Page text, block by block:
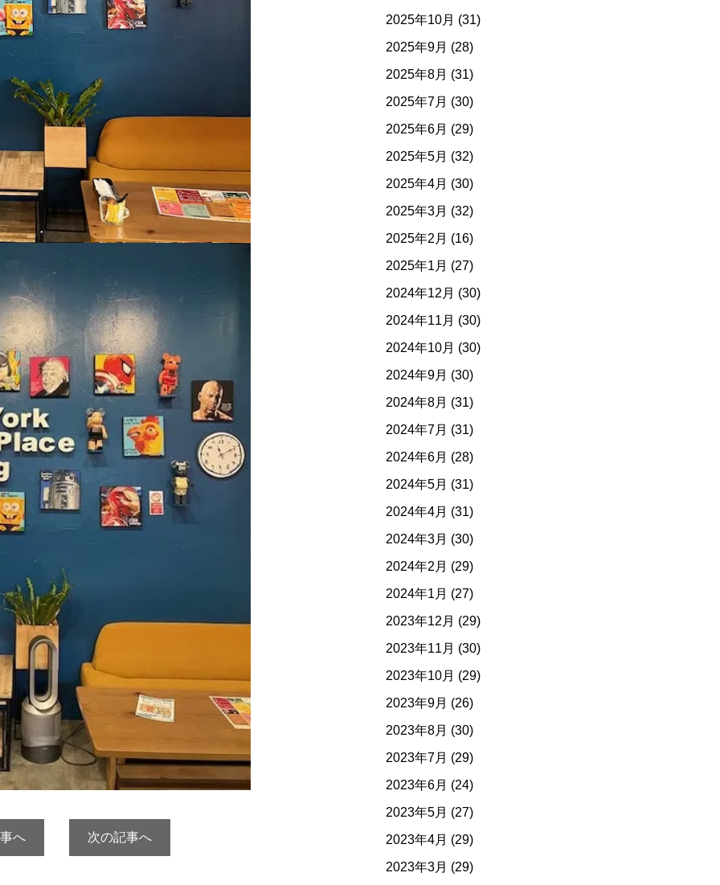
へ 次の記事へ
2025年10月 (31)
2025年9月 (28)
2025年8月 (31)
2025年7月 (30)
2025年6月 (29)
2025年5月 (32)
2025年4月 (30)
2025年3月 (32)
2025年2月 (16)
2025年1月 (27)
2024年12月 (30)
2024年11月 (30)
2024年10月 (30)
2024年9月 (30)
2024年8月 (31)
2024年7月 (31)
2024年6月 (28)
2024年5月 (31)
2024年4月 (31)
2024年3月 (30)
2024年2月 (29)
2024年1月 (27)
2023年12月 (29)
2023年11月 (30)
2023年10月 (29)
2023年9月 (26)
2023年8月 (30)
2023年7月 (29)
2023年6月 (24)
2023年5月 (27)
2023年4月 (29)
2023年3月 (29)